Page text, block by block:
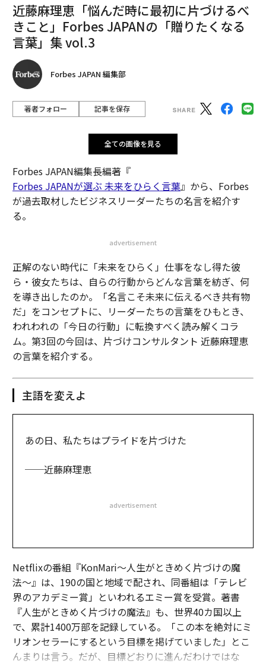
近藤麻理恵「悩んだ時に最初に片づけるべ
きこと」Forbes JAPANの「贈りたくなる
言葉」集 vol.3
Forbes JAPAN 編集部
著者フォロー 記事を保存
全ての画像を見る
Forbes JAPAN編集長編著『
Forbes JAPANが選ぶ 未来をひらく言葉』から、Forbes
が過去取材したビジネスリーダーたちの名言を紹介す
る。
advertisement
正解のない時代に「未来をひらく」仕事をなし得た彼
ら・彼女たちは、自らの行動からどんな言葉を紡ぎ、何
を導き出したのか。「名言こそ未来に伝えるべき共有物
だ」をコンセプトに、リーダーたちの言葉をひもとき、
われわれの「今日の行動」に転換すべく読み解くコラ
ム。第3回の今回は、片づけコンサルタント 近藤麻理恵
の言葉を紹介する。
主語を変えよ
あの日、私たちはプライドを片づけた
──近藤麻理恵
advertisement
Netflixの番組『KonMari～人生がときめく片づけの魔
法〜』は、190の国と地域で配され、同番組は「テレビ
界のアカデミー賞」といわれるエミー賞を受賞。著書
『人生がときめく片づけの魔法』も、世界40カ国以上
で、累計1400万部を記録している。「この本を絶対にミ
リオンセラーにするという目標を掲げていました」とこ
んまりは言う。だが、目標どおりに進んだわけではな